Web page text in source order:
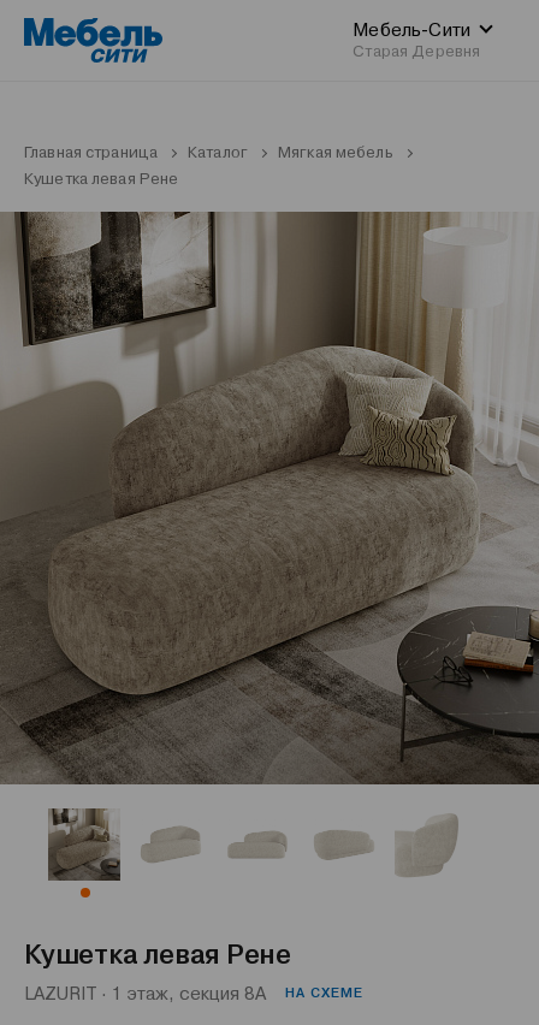
Мебель-Сити
Старая Деревня
Главная страница Каталог
Мягкая мебель
Кушетка левая Рене
Кушетка левая Рене
LAZURIT · 1 этаж, секция 8А НА СХЕМЕ